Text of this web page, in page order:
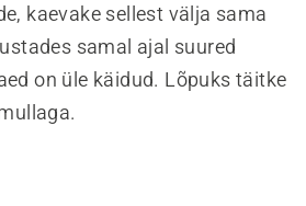
kaevake sellest välja sama
samal ajal suured
on üle käidud. Lõpuks täitke